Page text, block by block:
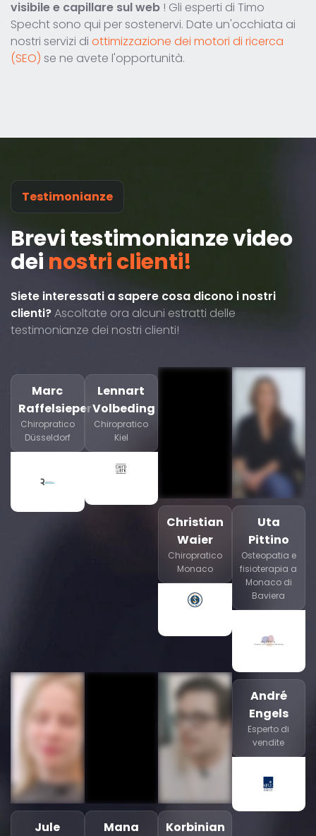
visibile e capillare sul web ! Gli esperti di Timo
Specht sono qui per sostenervi. Date un'occhiata ai
nostri servizi di ottimizzazione dei motori di ricerca
(SEO) se ne avete l'opportunità.
Testimonianze
Brevi testimonianze video
dei nostri clienti!
Siete interessati a sapere cosa dicono i nostri
clienti?Ascoltate ora alcuni estratti delle
testimonianze dei nostri clienti!
Marc
Raffelsieper
Chiropratico
Düsseldorf
Lennart
Volbeding
Chiropratico
Kiel
Christian
Waier
Chiropratico
Monaco
Uta
Pittino
Osteopatia e
fisioterapia a
Monaco di
Baviera
Jule
Mana
Korbinian
André
Engels
Esperto di
vendite